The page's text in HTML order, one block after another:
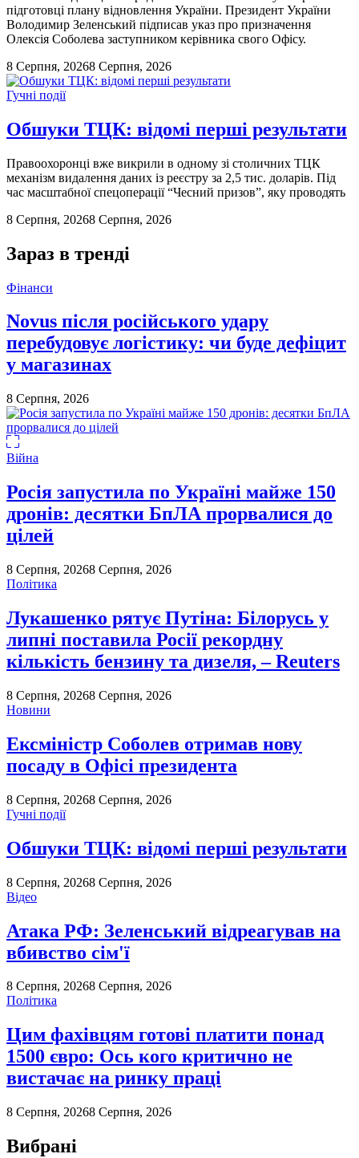
підготовці плану відновлення України. Президент України
Володимир Зеленський підписав указ про призначення
Олексія Соболева заступником керівника свого Офісу.
8 Серпня, 20268 Серпня, 2026
Гучні події
Обшуки ТЦК: відомі перші результати
Правоохоронці вже викрили в одному зі столичних ТЦК
механізм видалення даних із реєстру за 2,5 тис. доларів. Під
час масштабної спецоперації “Чесний призов”, яку проводять
8 Серпня, 20268 Серпня, 2026
Зараз в тренді
Фінанси
Novus після російського удару
перебудовує логістику: чи буде дефіцит
у магазинах
8 Серпня, 2026
Війна
Росія запустила по Україні майже 150
дронів: десятки БпЛА прорвалися до
цілей
8 Серпня, 20268 Серпня, 2026
Політика
Лукашенко рятує Путіна: Білорусь у
липні поставила Росії рекордну
кількість бензину та дизеля, – Reuters
8 Серпня, 20268 Серпня, 2026
Новини
Ексміністр Соболев отримав нову
посаду в Офісі президента
8 Серпня, 20268 Серпня, 2026
Гучні події
Обшуки ТЦК: відомі перші результати
8 Серпня, 20268 Серпня, 2026
Відео
Атака РФ: Зеленський відреагував на
вбивство сім'ї
8 Серпня, 20268 Серпня, 2026
Політика
Цим фахівцям готові платити понад
1500 євро: Ось кого критично не
вистачає на ринку праці
8 Серпня, 20268 Серпня, 2026
Вибрані